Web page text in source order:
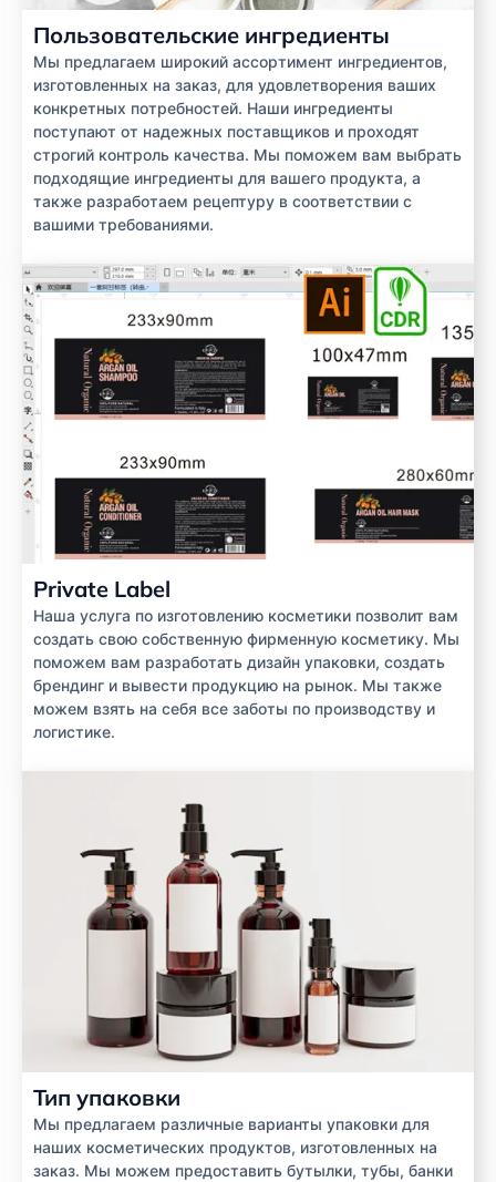
Пользовательские ингредиенты
Мы предлагаем широкий ассортимент ингредиентов,
изготовленных на заказ, для удовлетворения ваших
конкретных потребностей. Наши ингредиенты
поступают от надежных поставщиков и проходят
строгий контроль качества. Мы поможем вам выбрать
подходящие ингредиенты для вашего продукта, а
также разработаем рецептуру в соответствии с
вашими требованиями.
Private Label
Наша услуга по изготовлению косметики позволит вам
создать свою собственную фирменную косметику. Мы
поможем вам разработать дизайн упаковки, создать
брендинг и вывести продукцию на рынок. Мы также
можем взять на себя все заботы по производству и
логистике.
Тип упаковки
Мы предлагаем различные варианты упаковки для
наших косметических продуктов, изготовленных на
заказ. Мы можем предоставить бутылки, тубы, банки